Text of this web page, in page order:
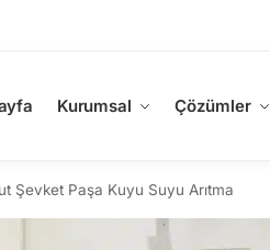
Kurumsal Çözümler
Şevket Paşa Kuyu Suyu Arıtma